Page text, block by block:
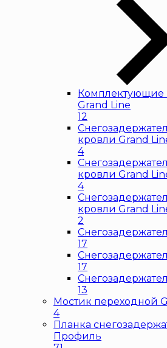
Комплектующие
Grand Line
12
кровли Grand
4
кровли Grand
4
кровли Grand
2
17
17
13
Мостик переходной
4
Планка
Профиль